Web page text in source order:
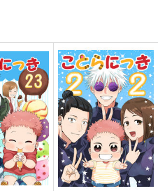
き２３
込）
仁
プル
細
はつこい
Harm
1,887円（税込）
五条悟×虎杖悠仁
サンプル
作品詳細